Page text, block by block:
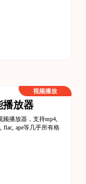
播放器
频播放器，支持mp4,
flac, ape等几乎所有格
视频播放